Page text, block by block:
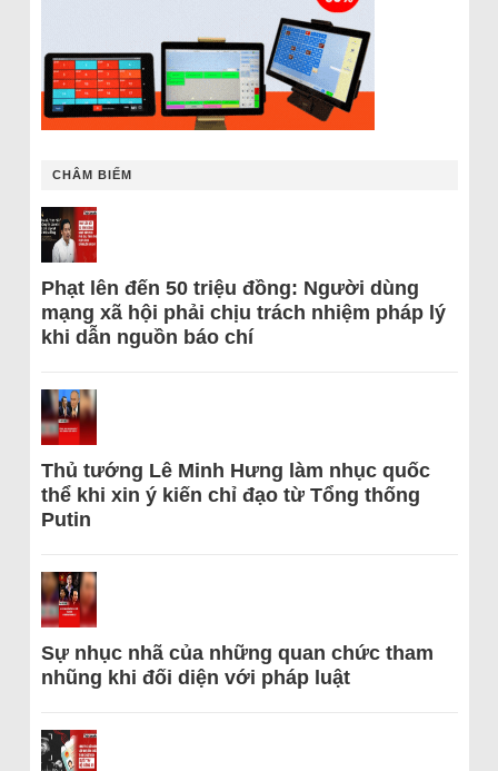
CHÂM BIẾM
Phạt lên đến 50 triệu đồng: Người dùng
mạng xã hội phải chịu trách nhiệm pháp lý
khi dẫn nguồn báo chí
Thủ tướng Lê Minh Hưng làm nhục quốc
thể khi xin ý kiến chỉ đạo từ Tổng thống
Putin
Sự nhục nhã của những quan chức tham
nhũng khi đối diện với pháp luật